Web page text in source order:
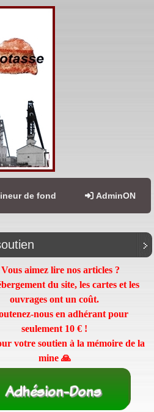
de fond AdminON
aimez lire nos articles ?
du site, les cartes et les
ouvrages ont un coût.
nous en adhérant pour
seulement 10 € !
votre soutien à la mémoire de la
mine 🙏